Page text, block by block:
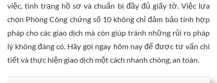
việc, tình trạng hồ sơ và chuẩn bị đầy đủ giấy tờ. Việc lựa
chọn Phòng Công chứng số 10 không chỉ đảm bảo tính hợp
pháp cho các giao dịch mà còn giúp tránh những rủi ro pháp
lý không đáng có. Hãy gọi ngay hôm nay để được tư vấn chi
tiết và thực hiện giao dịch một cách nhanh chóng, an toàn.